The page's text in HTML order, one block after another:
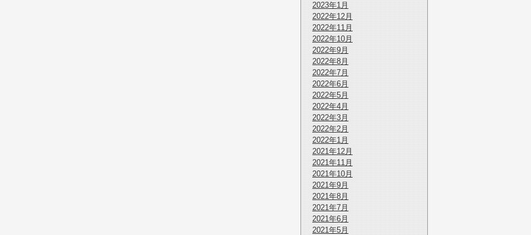
2023年1月
2022年12月
2022年11月
2022年10月
2022年9月
2022年8月
2022年7月
2022年6月
2022年5月
2022年4月
2022年3月
2022年2月
2022年1月
2021年12月
2021年11月
2021年10月
2021年9月
2021年8月
2021年7月
2021年6月
2021年5月